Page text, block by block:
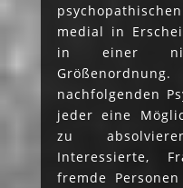
medial in
in einer
nachfolgenden
jeder eine
zu
Interessierte,
fremde